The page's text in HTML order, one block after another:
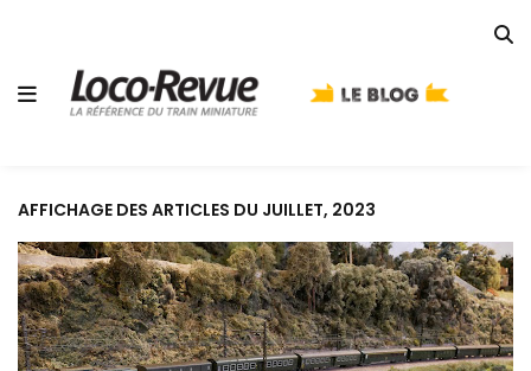
AFFICHAGE DES ARTICLES DU JUILLET, 2023